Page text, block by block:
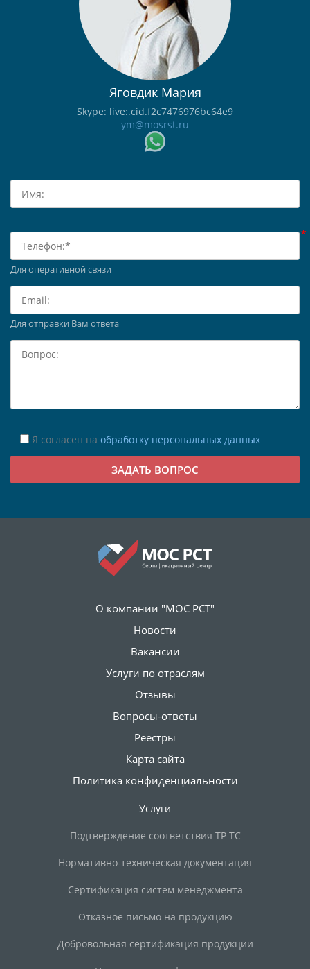
Яговдик Мария
Skype: live:.cid.f2c7476976bc64e9
ym@mosrst.ru
Для оперативной связи
Для отправки Вам ответа
Я согласен на обработку персональных данных
О компании "МОС РСТ"
Новости
Вакансии
Услуги по отраслям
Отзывы
Вопросы-ответы
Реестры
Карта сайта
Политика конфиденциальности
Услуги
Подтверждение соответствия ТР ТС
Нормативно-техническая документация
Сертификация систем менеджмента
Отказное письмо на продукцию
Добровольная сертификация продукции